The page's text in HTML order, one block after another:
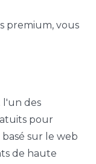
premium, vous
l'un des
pour
sur le web
de haute